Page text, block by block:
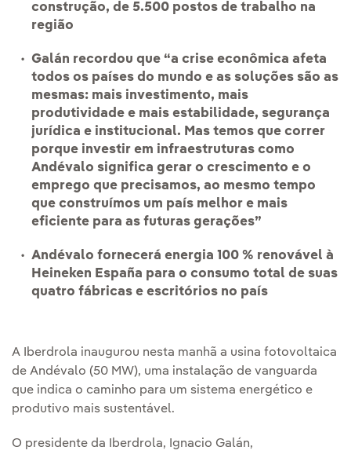
construção, de 5.500 postos de trabalho na
região
Galán recordou que “a crise econômica afeta
todos os países do mundo e as soluções são as
mesmas: mais investimento, mais
produtividade e mais estabilidade, segurança
jurídica e institucional. Mas temos que correr
porque investir em infraestruturas como
Andévalo significa gerar o crescimento e o
emprego que precisamos, ao mesmo tempo
que construímos um país melhor e mais
eficiente para as futuras gerações”
Andévalo fornecerá energia 100 % renovável à
Heineken España para o consumo total de suas
quatro fábricas e escritórios no país
A Iberdrola inaugurou nesta manhã a usina fotovoltaica
de Andévalo (50 MW), uma instalação de vanguarda
que indica o caminho para um sistema energético e
produtivo mais sustentável.
O presidente da Iberdrola, Ignacio Galán,